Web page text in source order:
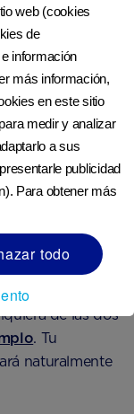
bebé de 2
para el
tu cuerpo
el
puede digerir
durante el día
de las dos
. Tu
naturalmente
web (cookies
de
información
más información,
en este sitio
medir y analizar
a sus
publicidad
Para obtener más
todo